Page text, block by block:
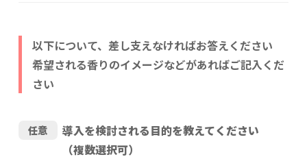
以下について、差し支えなければお答えください
希望される香りのイメージなどがあればご記入くだ
さい
任意
導入を検討される目的を教えてください
（複数選択可）